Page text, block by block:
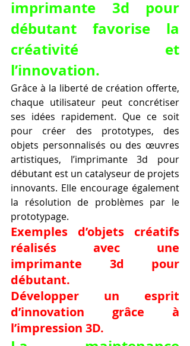
imprimante 3d pour
débutant favorise la
créativité et
l’innovation.
Grâce à la liberté de création offerte,
chaque utilisateur peut concrétiser
ses idées rapidement. Que ce soit
pour créer des prototypes, des
objets personnalisés ou des œuvres
artistiques, l’imprimante 3d pour
débutant est un catalyseur de projets
innovants. Elle encourage également
la résolution de problèmes par le
prototypage.
Exemples d’objets créatifs
réalisés avec une
imprimante 3d pour
débutant.
Développer un esprit
d’innovation grâce à
l’impression 3D.